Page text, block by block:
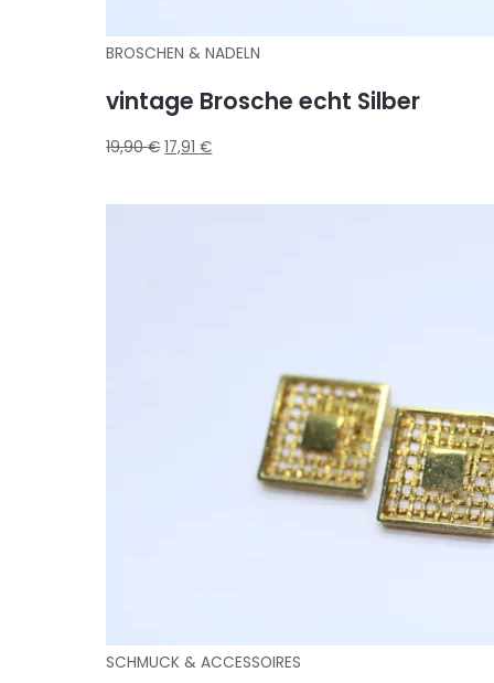
BROSCHEN & NADELN
vintage Brosche echt Silber
19,90€ 17,91€
SCHMUCK & ACCESSOIRES